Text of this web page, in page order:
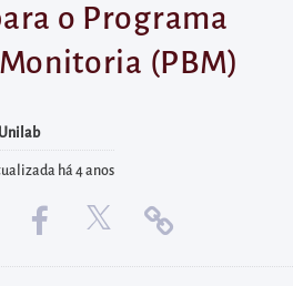
o Programa
(PBM)
há 4 anos